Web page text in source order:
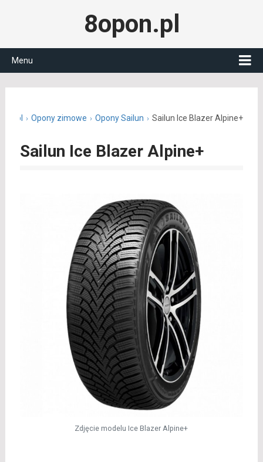
8opon.pl
Menu
Opony zimowe Opony Sailun Sailun Ice Blazer Alpine+
Sailun Ice Blazer Alpine+
Zdjęcie modelu Ice Blazer Alpine+